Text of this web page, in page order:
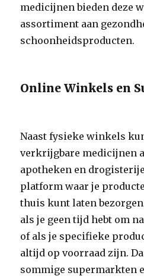
medicijnen bieden deze
assortiment aan
schoonheidsproducten.
Online Winkels en
Naast fysieke winkels
verkrijgbare medicijnen
apotheken en
platform waar je
thuis kunt laten
als je geen tijd hebt om
of als je specifieke
altijd op voorraad zijn.
sommige supermarkten